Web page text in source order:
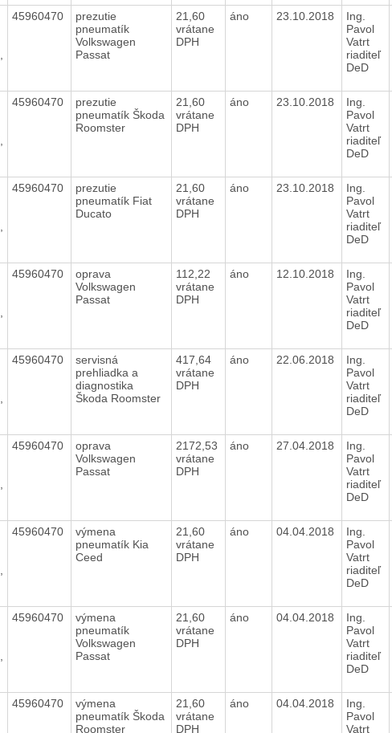
45960470
prezutie
pneumatík
Volkswagen
Passat
21,60
vrátane
DPH
áno 23.10.2018
Ing.
Pavol
Vatrt
riaditeľ
DeD
45960470
prezutie
pneumatík Škoda
Roomster
21,60
vrátane
DPH
áno 23.10.2018
Ing.
Pavol
Vatrt
riaditeľ
DeD
45960470
prezutie
pneumatík Fiat
Ducato
21,60
vrátane
DPH
áno 23.10.2018
Ing.
Pavol
Vatrt
riaditeľ
DeD
45960470
oprava
Volkswagen
Passat
112,22
vrátane
DPH
áno 12.10.2018
Ing.
Pavol
Vatrt
riaditeľ
DeD
45960470
servisná
prehliadka a
diagnostika
Škoda Roomster
417,64
vrátane
DPH
áno 22.06.2018
Ing.
Pavol
Vatrt
riaditeľ
DeD
45960470
oprava
Volkswagen
Passat
2172,53
vrátane
DPH
áno 27.04.2018
Ing.
Pavol
Vatrt
riaditeľ
DeD
45960470
výmena
pneumatík Kia
Ceed
21,60
vrátane
DPH
áno 04.04.2018
Ing.
Pavol
Vatrt
riaditeľ
DeD
45960470
výmena
pneumatík
Volkswagen
Passat
21,60
vrátane
DPH
áno 04.04.2018
Ing.
Pavol
Vatrt
riaditeľ
DeD
45960470
výmena
pneumatík Škoda
Roomster
21,60
vrátane
DPH
áno 04.04.2018
Ing.
Pavol
Vatrt